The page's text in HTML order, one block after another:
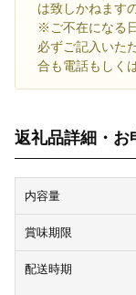
は致しかねます
※ご不在になる
必ずご記入いた
合も電話もしく
返礼品詳細・お
内容量
賞味期限
配送時期